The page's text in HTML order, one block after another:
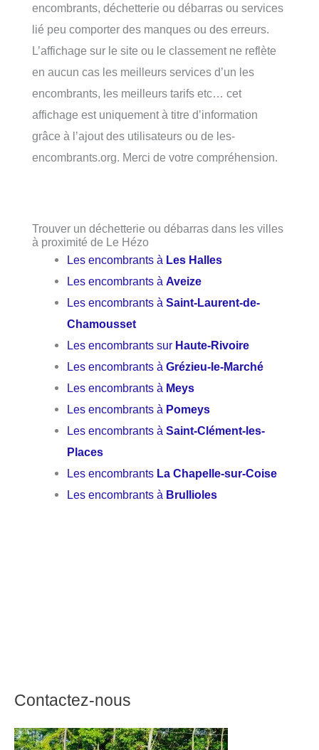
encombrants, déchetterie ou débarras ou services
lié peu comporter des manques ou des erreurs.
L’affichage sur le site ou le classement ne reflète
en aucun cas les meilleurs services d’un les
encombrants, les meilleurs tarifs etc… cet
affichage est uniquement à titre d’information
grâce à l’ajout des utilisateurs ou de les-
encombrants.org. Merci de votre compréhension.
Trouver un déchetterie ou débarras dans les villes
à proximité de Le Hézo
Les encombrants à Les Halles
Les encombrants àAveize
Les encombrants àSaint-Laurent-de-
Chamousset
Les encombrants sur Haute-Rivoire
Les encombrants àGrézieu-le-Marché
Les encombrants à Meys
Les encombrants à Pomeys
Les encombrants àSaint-Clément-les-
Places
Les encombrants La Chapelle-sur-Coise
Les encombrants à Brullioles
Contactez-nous